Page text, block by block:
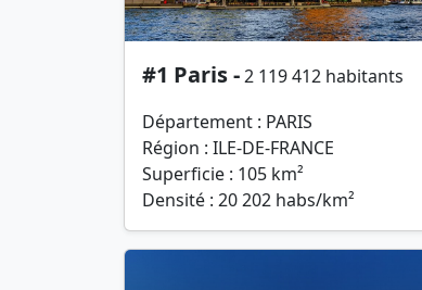
#1 Paris -2 119 412 habitants
Département : PARIS
Région : ILE-DE-FRANCE
Superficie : 105 km²
Densité : 20 202 habs/km²